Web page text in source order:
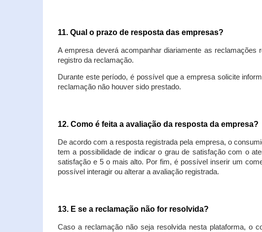
11. Qual o prazo de resposta das empresas?
A empresa deverá acompanhar diariamente as
registro da reclamação.
Durante este período, é possível que a empresa solicite
reclamação não houver sido prestado.
12. Como é feita a avaliação da resposta da empresa?
De acordo com a resposta registrada pela empresa, o
tem a possibilidade de indicar o grau de satisfação com o
satisfação e 5 o mais alto. Por fim, é possível inserir um
possível interagir ou alterar a avaliação registrada.
13. E se a reclamação não for resolvida?
Caso a reclamação não seja resolvida nesta plataforma, o